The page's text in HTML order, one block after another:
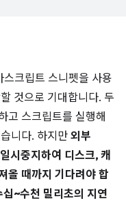
크립트 스니펫을 사용
것으로 기대합니다. 두
고 스크립트를 실행해
니다. 하지만 외부
시중지하여 디스크, 캐
올 때까지 기다려야 합
~수천 밀리초의 지연